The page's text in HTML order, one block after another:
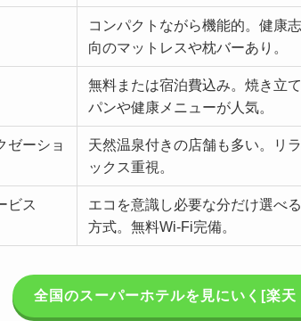
コンパクトながら機能的。健康志
向のマットレスや枕バーあり。
無料または宿泊費込み。焼き立て
パンや健康メニューが人気。
ゼーショ
天然温泉付きの店舗も多い。リラ
ックス重視。
ビス
エコを意識し必要な分だけ選べる
方式。無料Wi-Fi完備。
全国のスーパーホテルを見にいく[楽天